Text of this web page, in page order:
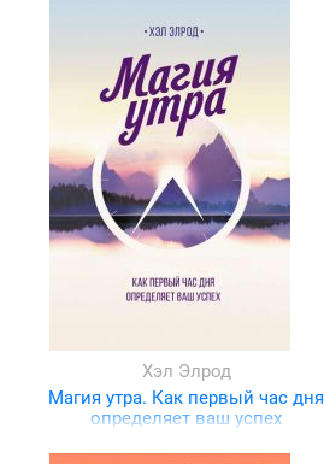
Хэл Элрод
Магия утра. Как первый час дня
определяет ваш успех